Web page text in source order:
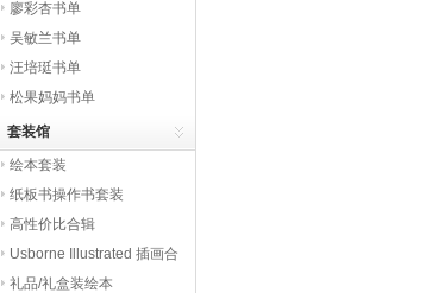
廖彩杏书单
吴敏兰书单
汪培珽书单
松果妈妈书单
套装馆
绘本套装
纸板书操作书套装
高性价比合辑
Usborne Illustrated 插画合
辑礼品/礼盒装绘本